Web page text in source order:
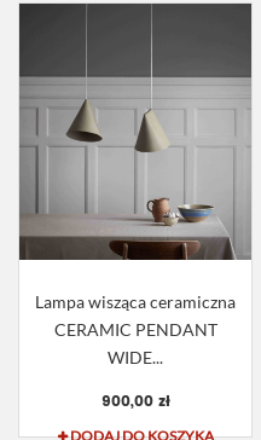
Lampa wisząca ceramiczna
CERAMIC PENDANT
WIDE...
900,00 zł
DODAJ DO KOSZYKA